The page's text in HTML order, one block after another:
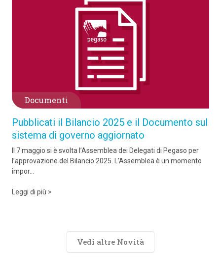
Documenti
Pubblicati il Bilancio 2025 e il Documento sul
sistema di governo aggiornato
Il 7 maggio si è svolta l’Assemblea dei Delegati di Pegaso per
l’approvazione del Bilancio 2025. L’Assemblea è un momento
impor...
Leggi di più >
Vedi altre Novità